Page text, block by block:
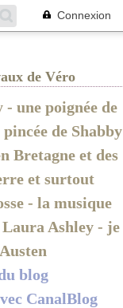
Connexion
de Véro
une poignée de
de Shabby
Bretagne et des
et surtout
- la musique
Ashley - je
blog
CanalBlog